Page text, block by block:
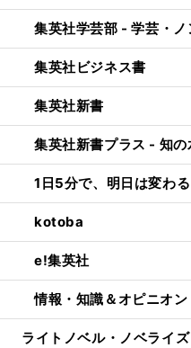
集英社学芸部 - 学芸・
集英社ビジネス書
集英社新書
集英社新書プラス - 知の
1日5分で、明日は変わ
kotoba
e!集英社
情報・知識＆オピニオ
ライトノベル・ノベライズ